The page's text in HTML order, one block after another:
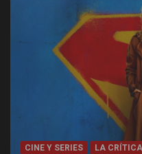
CINE Y SERIES LA CRÍTICA